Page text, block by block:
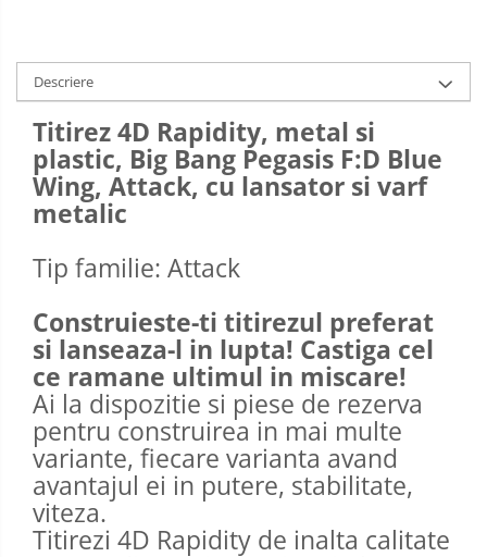
Descriere
Titirez 4D Rapidity, metal si
plastic, Big Bang Pegasis F:D Blue
Wing, Attack, cu lansator si varf
metalic
Tip familie: Attack
Construieste-ti titirezul preferat
si lanseaza-l in lupta! Castiga cel
ce ramane ultimul in miscare!
Ai la dispozitie si piese de rezerva
pentru construirea in mai multe
variante, fiecare varianta avand
avantajul ei in putere, stabilitate,
viteza.
Titirezi 4D Rapidity de inalta calitate